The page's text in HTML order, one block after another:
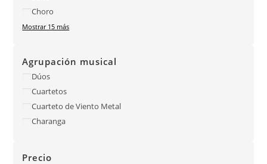
Choro
Mostrar 15 más
Agrupación musical
Dúos
Cuartetos
Cuarteto de Viento Metal
Charanga
Precio